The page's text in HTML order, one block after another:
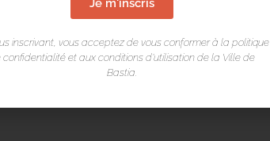
inscrivant, vous acceptez de vous conformer à la politique
confidentialité et aux conditions d’utilisation de la Ville de
Bastia.